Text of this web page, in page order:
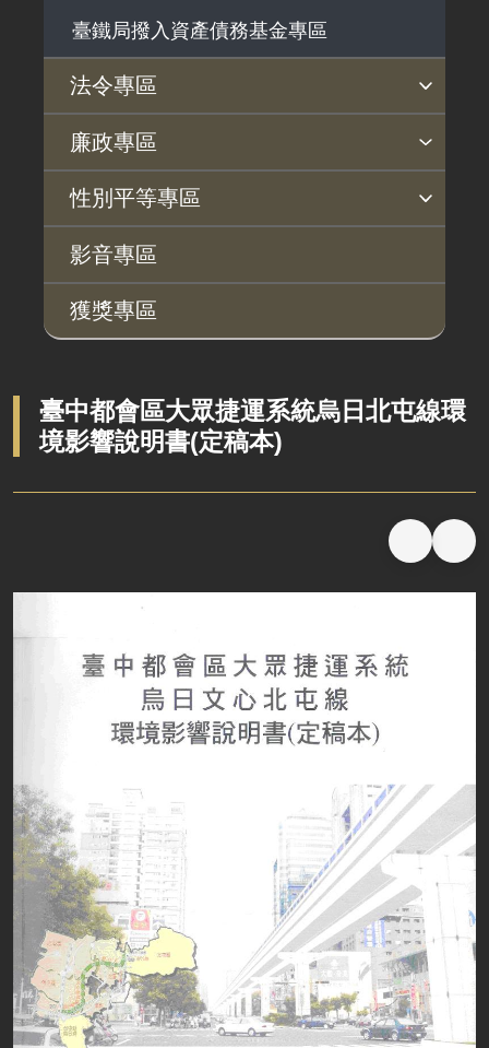
政策宣導廣告支出
用地公告
用地法規
徵收案件資訊
臺鐵局撥入資產債務基金專區
法令專區
法令查詢
解釋性規定及裁量基準
法令英譯徵集意見專區
訴願文件下載
相關實務判解
相關網站資源
廉政專區
揭弊者保護專區
廉政訊息
利益衝突迴避園地
公務員廉政倫理規範
公職人員財產申報園地
廉政檢舉管道
桃地計畫廉政平臺專網
桃地計畫
廉政平臺
啟動儀式及交流座談會
定期聯繫會議
廉政體系
性別平等專區
性別平等工作小組
宣傳事項
性別平等推動計畫
性別平等統計分析
性別平等影響評估
性騷擾防治
相關網站
影音專區
獲獎專區
臺中都會區大眾捷運系統烏日北屯線環
境影響說明書(定稿本)